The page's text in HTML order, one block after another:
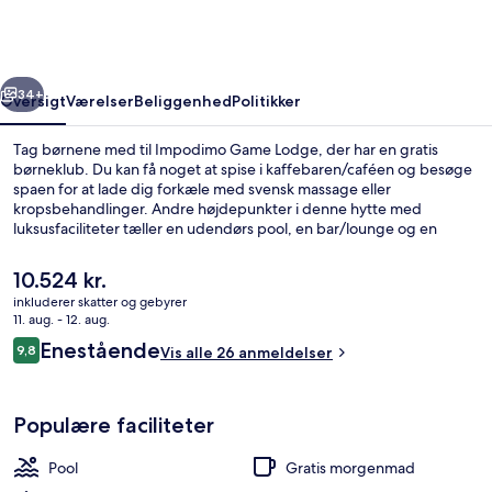
Næste
34+
OversigtVærelserBeliggenhedPolitikker
Tag børnene med til Impodimo Game Lodge, der har en gratis
børneklub. Du kan få noget at spise i kaffebaren/caféen og besøge
spaen for at lade dig forkæle med svensk massage eller
kropsbehandlinger. Andre højdepunkter i denne hytte med
luksusfaciliteter tæller en udendørs pool, en bar/lounge og en
Den
nuværende
pris
er
10.524 kr.
10.524 kr.
inkluderer skatter og gebyrer
11. aug. - 12. aug.
Anmeldelser
9,89,8 ud af 10.
EneståendeVis alle 26 anmeldelser
Populære faciliteter
Pool
Gratis morgenmad